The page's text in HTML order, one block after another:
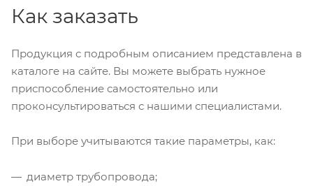
Как заказать
Продукция с подробным описанием представлена в
каталоге на сайте. Вы можете выбрать нужное
приспособление самостоятельно или
проконсультироваться с нашими специалистами.
При выборе учитываются такие параметры, как:
диаметр трубопровода;